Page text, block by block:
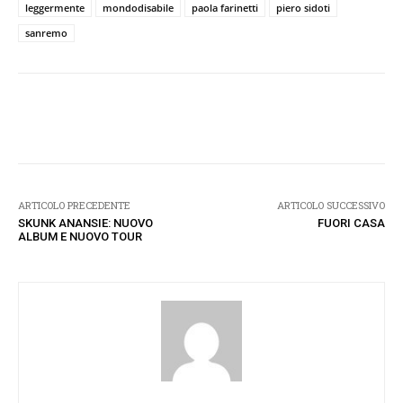
leggermente
mondodisabile paola farinetti
piero sidoti
sanremo
ARTICOLO PRECEDENTE
SKUNK ANANSIE: NUOVO
ALBUM E NUOVO TOUR
ARTICOLO SUCCESSIVO
FUORI CASA